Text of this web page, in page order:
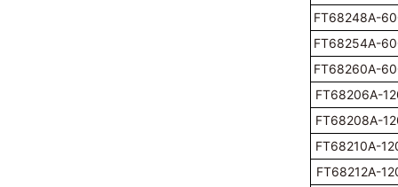
FT68248A-
FT68254A-
FT68260A-
FT68206A-
FT68208A-
FT68210A-
FT68212A-